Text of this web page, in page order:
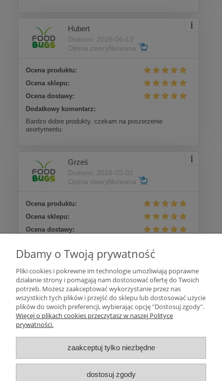
Hubert
Dodano: 2026-06-13
Opinia zweryfikowana
Ocena produktu:
Ocena sklepu:
Ocena dostawy:
Dodatkowy komentarz:
Bardzo dobre produkty, czekam na poszerzenie
asortymentu
Grześ
Dodano: 2026-02-02
Opinia zweryfikowana
Ocena produktu:
Ocena sklepu:
Ocena dostawy:
szybko i zdrowo
Więcej opinii
Pomoc
Moje konto
Płatności i dostawa
Dbamy o Twoją prywatność
Pliki cookies i pokrewne im technologie umożliwiają poprawne
działanie strony i pomagają nam dostosować ofertę do Twoich
potrzeb. Możesz zaakceptować wykorzystanie przez nas
wszystkich tych plików i przejść do sklepu lub dostosować użycie
plików do swoich preferencji, wybierając opcję "Dostosuj zgody".
Więcej o plikach cookies przeczytasz w naszej Polityce
prywatności.
zaakceptuj tylko niezbędne
dostosuj zgody